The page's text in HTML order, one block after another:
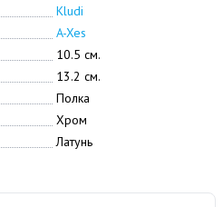
Kludi
A-Xes
10.5 см.
13.2 см.
Полка
Хром
Латунь